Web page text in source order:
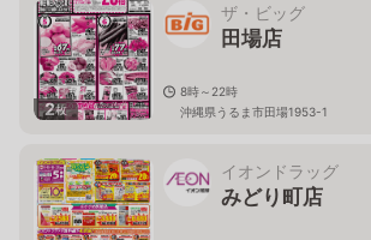
2枚
ザ・ビッグ
田場店
8時～22時
沖縄県うるま市田場1953-1
イオンドラッグ
みどり町店